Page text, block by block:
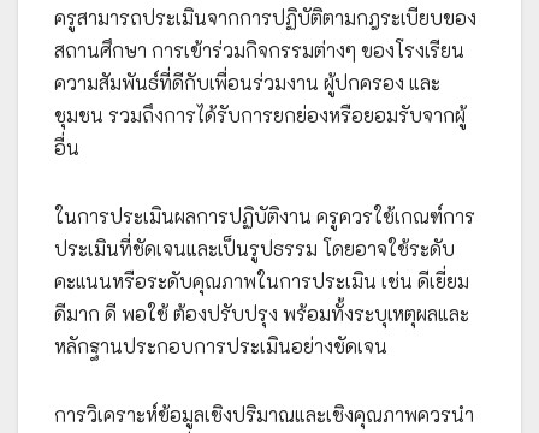
ครูสามารถประเมินจากการปฏิบัติตามกฎระเบียบของ
สถานศึกษา การเข้าร่วมกิจกรรมต่างๆ ของโรงเรียน
ความสัมพันธ์ที่ดีกับเพื่อนร่วมงาน ผู้ปกครอง และ
ชุมชน รวมถึงการได้รับการยกย่องหรือยอมรับจากผู้
อื่น
ในการประเมินผลการปฏิบัติงาน ครูควรใช้เกณฑ์การ
ประเมินที่ชัดเจนและเป็นรูปธรรม โดยอาจใช้ระดับ
คะแนนหรือระดับคุณภาพในการประเมิน เช่น ดีเยี่ยม
ดีมาก ดี พอใช้ ต้องปรับปรุง พร้อมทั้งระบุเหตุผลและ
หลักฐานประกอบการประเมินอย่างชัดเจน
การวิเคราะห์ข้อมูลเชิงปริมาณและเชิงคุณภาพควรนำ